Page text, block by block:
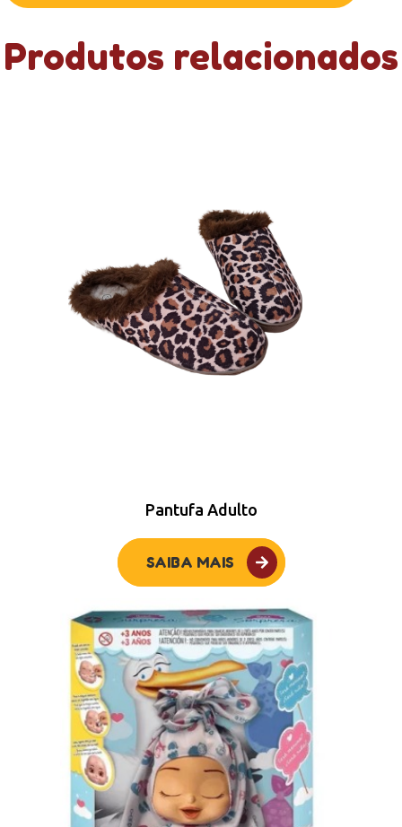
Produtos relacionados
Pantufa Adulto
SAIBA MAIS